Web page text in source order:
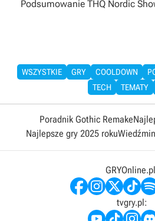
Podsumowanie THQ Nordic
WSZYSTKIE GRY COOLDOWN
TECH
TEMATY
Poradnik Gothic Remake
Najlepsze gry 2025 roku
tvgry.pl: